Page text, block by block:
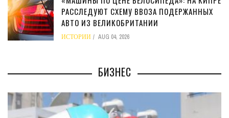
РАССЛЕДУЮТ СХЕМУ ВВОЗА ПОДЕРЖАННЫХ
АВТО ИЗ ВЕЛИКОБРИТАНИИ
ИСТОРИИ AUG 04, 2026
БИЗНЕС